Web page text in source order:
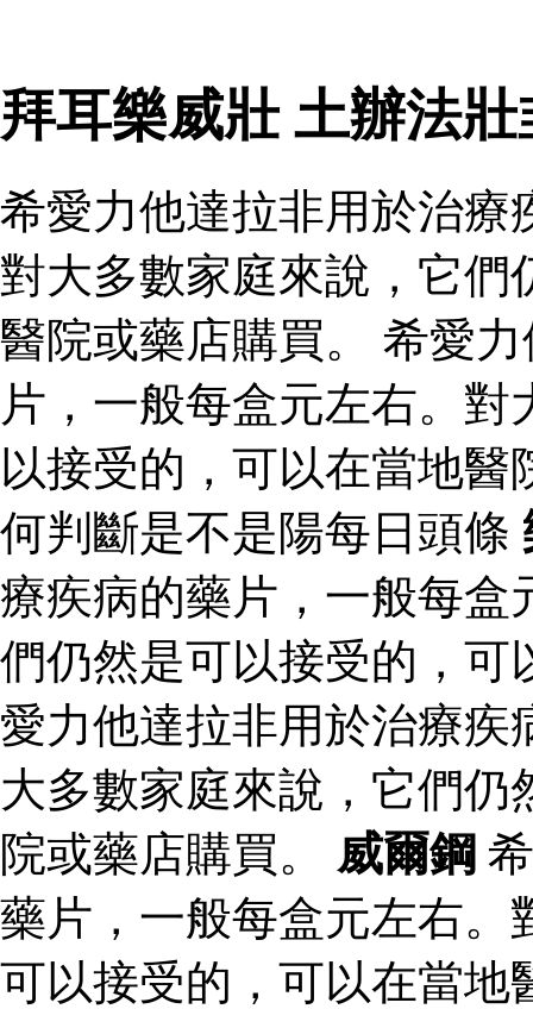
拜耳樂威壯 土辦法
希愛力他達拉非用於治療
對大多數家庭來說，它們
醫院或藥店購買。 希愛
片，一般每盒元左右。
以接受的，可以在當地醫
何判斷是不是陽每日頭條
療疾病的藥片，一般每盒
們仍然是可以接受的，可
愛力他達拉非用於治療疾
大多數家庭來說，它們
院或藥店購買。 威爾鋼
藥片，一般每盒元左右。
可以接受的，可以在當